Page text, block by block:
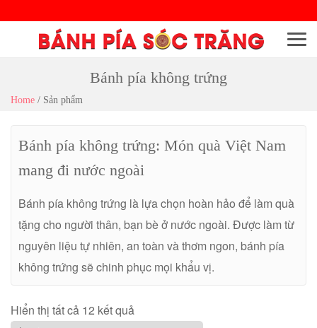
Menu
Bánh pía không trứng
Home / Sản phẩm
Bánh pía không trứng: Món quà Việt Nam
mang đi nước ngoài
Bánh pía không trứng là lựa chọn hoàn hảo để làm quà
tặng cho người thân, bạn bè ở nước ngoài. Được làm từ
nguyên liệu tự nhiên, an toàn và thơm ngon, bánh pía
không trứng sẽ chinh phục mọi khẩu vị.
Hiển thị tất cả 12 kết quả